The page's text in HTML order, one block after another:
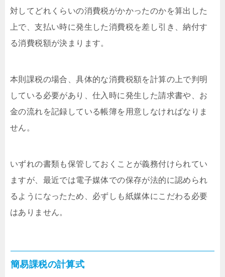
対してどれくらいの消費税がかかったのかを算出した
上で、支払い時に発生した消費税を差し引き、納付す
る消費税額が決まります。
本則課税の場合、具体的な消費税額を計算の上で判明
している必要があり、仕入時に発生した請求書や、お
金の流れを記録している帳簿を用意しなければなりま
せん。
いずれの書類も保管しておくことが義務付けられてい
ますが、最近では電子媒体での保存が法的に認められ
るようになったため、必ずしも紙媒体にこだわる必要
はありません。
簡易課税の計算式